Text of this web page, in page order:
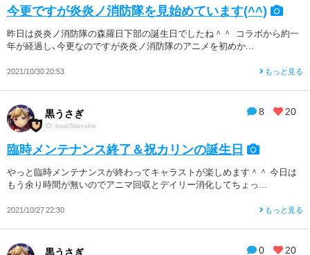
今更ですが炎炎ノ消防隊を見始めています(^^)
昨日は炎炎ノ消防隊の森羅日下部の誕生日でしたね＾＾ コラボから約一
年が経過し、今更なのですが炎炎ノ消防隊のアニメを初めか...
2021/10/30 20:53 もっと見る
8 20
黒うさぎ
ID: bquh5bwvxkni
臨時メンテナンス終了＆祝カリンの誕生日
やっと臨時メンテナンスが終わってキャラストが楽しめます＾＾ 今日は
もう余り時間が無いのでアニマ回収とデイリー消化してちょっ...
2021/10/27 22:30 もっと見る
0 20
黒うさぎ